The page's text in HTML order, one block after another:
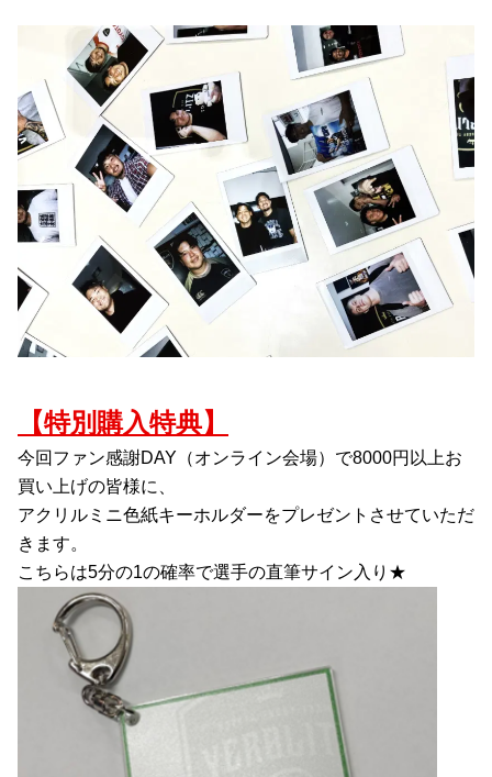
【特別購入特典】
今回ファン感謝DAY（オンライン会場）で8000円以上お
買い上げの皆様に、
アクリルミニ色紙キーホルダーをプレゼントさせていただ
きます。
こちらは5分の1の確率で選手の直筆サイン入り★